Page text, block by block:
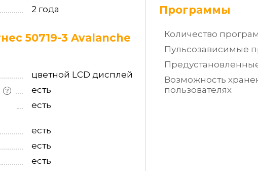
2 года
50719-3 Avalanche
цветной LCD дисплей
есть
есть
есть
есть
есть
Программы
Количество
Пульсозависимые
Возможность
пользователях